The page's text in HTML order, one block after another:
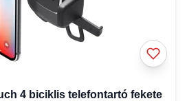
4 biciklis telefontartó fekete